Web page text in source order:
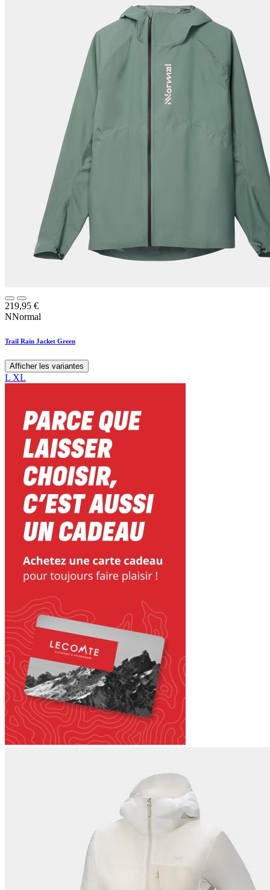
219,95 €
NNormal
Trail Rain Jacket Green
Afficher les variantes
L XL